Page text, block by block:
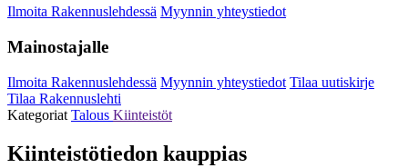
Ilmoita Rakennuslehdessä Myynnin yhteystiedot
Mainostajalle
Ilmoita Rakennuslehdessä Myynnin yhteystiedot Tilaa uutiskirje
Tilaa Rakennuslehti
Kategoriat Talous Kiinteistöt
Kiinteistötiedon kauppias